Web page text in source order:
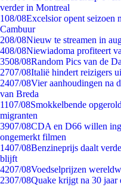
verder in Montreal
108/08Excelsior opent seizoen
Cambuur
208/08Nieuw te streamen in
408/08Niewiadoma profiteert
3508/08Random Pics van de
2707/08Italië hindert reizigers
2407/08Vier aanhoudingen na
van Breda
1107/08Smokkelbende
migranten
3907/08CDA en D66 willen
ongemerkt filmen
1407/08Benzineprijs daalt
blijft
4207/08Voedselprijzen
2307/08Quake krijgt na 30 jaar